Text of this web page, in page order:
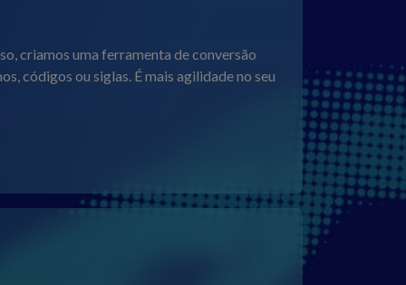
criamos uma ferramenta de conversão
códigos ou siglas. É mais agilidade no seu